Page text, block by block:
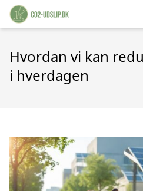
Hvordan vi kan
i hverdagen